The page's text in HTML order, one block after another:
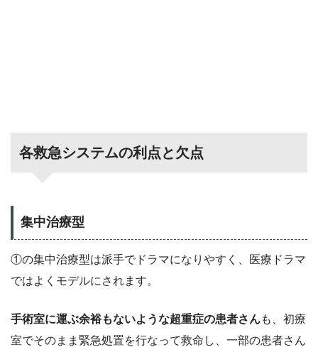
各救急システムの利点と欠点
集中治療型
①の集中治療型は派手でドラマになりやすく、医療ドラマ
ではよくモデルにされます。
手術室に運ぶ余裕もないような超重症の患者さんも、初療
室でそのまま緊急処置を行なって救命し、一部の患者さん